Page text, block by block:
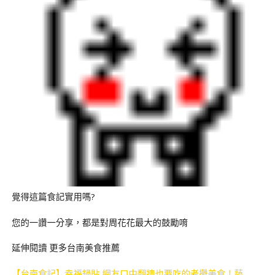
覺得這篇食記實用嗎?
您的一讚一分享，都是對周花花最大的鼓勵唷
延伸閱讀 更多台南美食推薦